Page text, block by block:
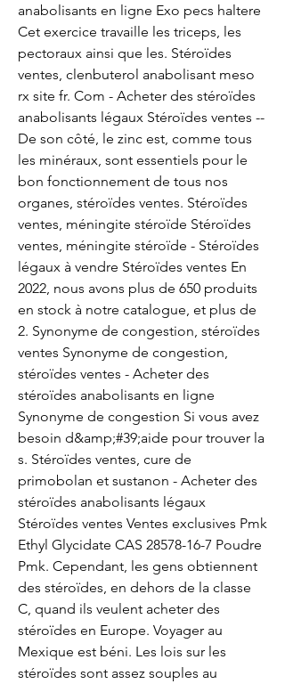
anabolisants en ligne Exo pecs haltere
Cet exercice travaille les triceps, les
pectoraux ainsi que les. Stéroïdes
ventes, clenbuterol anabolisant meso
rx site fr. Com - Acheter des stéroïdes
anabolisants légaux Stéroïdes ventes --
De son côté, le zinc est, comme tous
les minéraux, sont essentiels pour le
bon fonctionnement de tous nos
organes, stéroïdes ventes. Stéroïdes
ventes, méningite stéroïde Stéroïdes
ventes, méningite stéroïde - Stéroïdes
légaux à vendre Stéroïdes ventes En
2022, nous avons plus de 650 produits
en stock à notre catalogue, et plus de
2. Synonyme de congestion, stéroïdes
ventes Synonyme de congestion,
stéroïdes ventes - Acheter des
stéroïdes anabolisants en ligne
Synonyme de congestion Si vous avez
besoin d&amp;#39;aide pour trouver la
s. Stéroïdes ventes, cure de
primobolan et sustanon - Acheter des
stéroïdes anabolisants légaux
Stéroïdes ventes Ventes exclusives Pmk
Ethyl Glycidate CAS 28578-16-7 Poudre
Pmk. Cependant, les gens obtiennent
des stéroïdes, en dehors de la classe
C, quand ils veulent acheter des
stéroïdes en Europe. Voyager au
Mexique est béni. Les lois sur les
stéroïdes sont assez souples au